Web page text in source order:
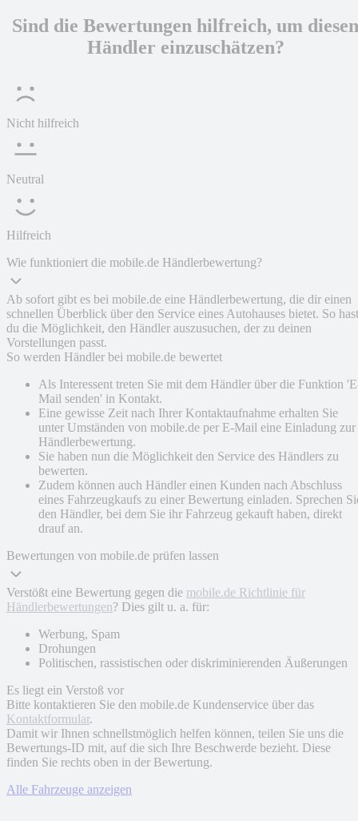
Sind die Bewertungen hilfreich, um diesen
Händler einzuschätzen?
Nicht hilfreich
Neutral
Hilfreich
Wie funktioniert die mobile.de Händlerbewertung?
Ab sofort gibt es bei mobile.de eine Händlerbewertung, die dir einen
schnellen Überblick über den Service eines Autohauses bietet. So hast
du die Möglichkeit, den Händler auszusuchen, der zu deinen
Vorstellungen passt.
So werden Händler bei mobile.de bewertet
Als Interessent treten Sie mit dem Händler über die Funktion
Mail senden' in Kontakt.
Eine gewisse Zeit nach Ihrer Kontaktaufnahme erhalten Sie
unter Umständen von mobile.de per E-Mail eine Einladung zur
Händlerbewertung.
Sie haben nun die Möglichkeit den Service des Händlers zu
bewerten.
Zudem können auch Händler einen Kunden nach Abschluss
eines Fahrzeugkaufs zu einer Bewertung einladen. Sprechen
den Händler, bei dem Sie ihr Fahrzeug gekauft haben, direkt
drauf an.
Bewertungen von mobile.de prüfen lassen
Verstößt eine Bewertung gegen die mobile.de Richtlinie für
Händlerbewertungen? Dies gilt u. a. für:
Werbung, Spam
Drohungen
Politischen, rassistischen oder diskriminierenden Äußerungen
Es liegt ein Verstoß vor
Bitte kontaktieren Sie den mobile.de Kundenservice über das
Kontaktformular.
Damit wir Ihnen schnellstmöglich helfen können, teilen Sie uns die
Bewertungs-ID mit, auf die sich Ihre Beschwerde bezieht. Diese
finden Sie rechts oben in der Bewertung.
Alle Fahrzeuge anzeigen